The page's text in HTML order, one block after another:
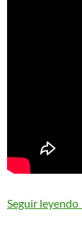
Seguir leyendo